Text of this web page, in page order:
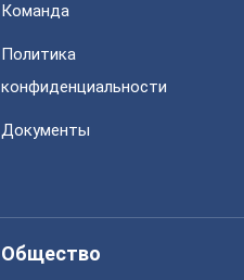
Команда
Политика
конфиденциальности
Документы
Общество